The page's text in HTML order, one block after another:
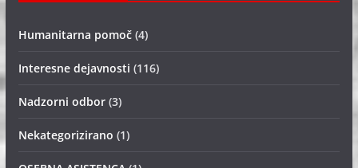
Humanitarna pomoč(4)
Interesne dejavnosti (116)
Nadzorni odbor(3)
Nekategorizirano (1)